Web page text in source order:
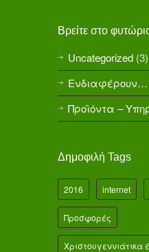
Βρείτε στο
Uncategorized (3)
Ενδιαφέρουν…
Προϊόντα –
Δημοφιλή Tags
2016 internet
Προσφορές
Χριστουγεννιάτικα